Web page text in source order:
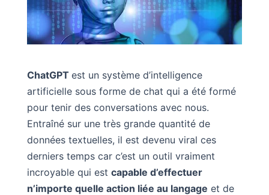
ChatGPT est un système d’intelligence
artificielle sous forme de chat qui a été formé
pour tenir des conversations avec nous.
Entraîné sur une très grande quantité de
données textuelles, il est devenu viral ces
derniers temps car c’est un outil vraiment
incroyable qui est capable d’effectuer
n’importe quelle action liée au langage et de